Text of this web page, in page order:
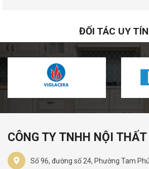
ĐỐI TÁC UY TÍN
CÔNG TY TNHH NỘI
Số 96, đường số 24, Phường Tam